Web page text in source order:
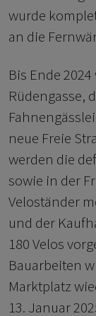
wurde
an die
Bis Ende
Rüdengasse,
neue Freie
werden die
sowie in der
Veloständer
und der
180 Velos
Bauarbeiten
Marktplatz
13. Januar